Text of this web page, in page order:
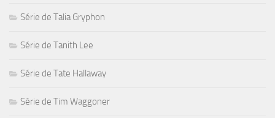
Série de Talia Gryphon
Série de Tanith Lee
Série de Tate Hallaway
Série de Tim Waggoner